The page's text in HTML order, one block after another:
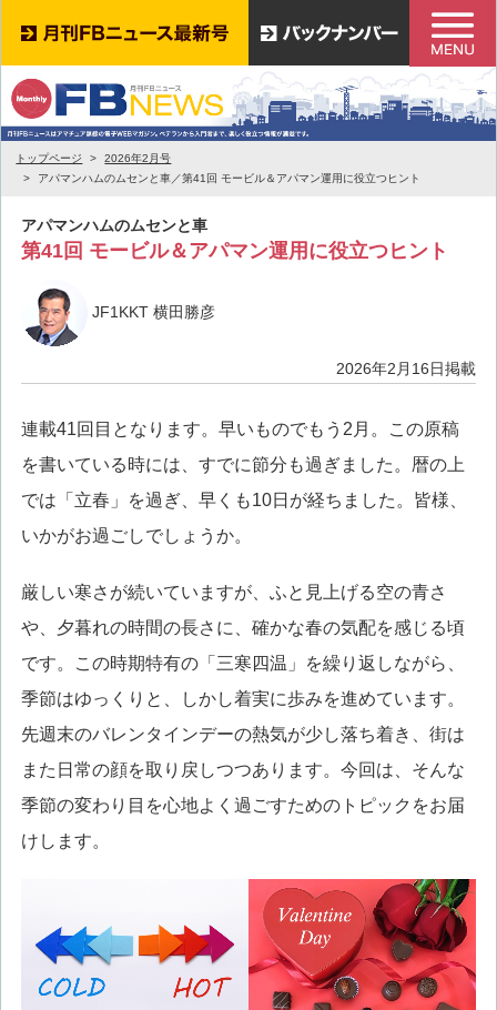
トップページ
2026年2月号
アパマンハムのムセンと車／第41回 モービル＆アパマン運用に役立つヒント
アパマンハムのムセンと車
第41回 モービル＆アパマン運用に役立つヒント
JF1KKT 横田勝彦
2026年2月16日掲載
連載41回目となります。早いものでもう2月。この原稿
を書いている時には、すでに節分も過ぎました。暦の上
では「立春」を過ぎ、早くも10日が経ちました。皆様、
いかがお過ごしでしょうか。
厳しい寒さが続いていますが、ふと見上げる空の青さ
や、夕暮れの時間の長さに、確かな春の気配を感じる頃
です。この時期特有の「三寒四温」を繰り返しながら、
季節はゆっくりと、しかし着実に歩みを進めています。
先週末のバレンタインデーの熱気が少し落ち着き、街は
また日常の顔を取り戻しつつあります。今回は、そんな
季節の変わり目を心地よく過ごすためのトピックをお届
けします。